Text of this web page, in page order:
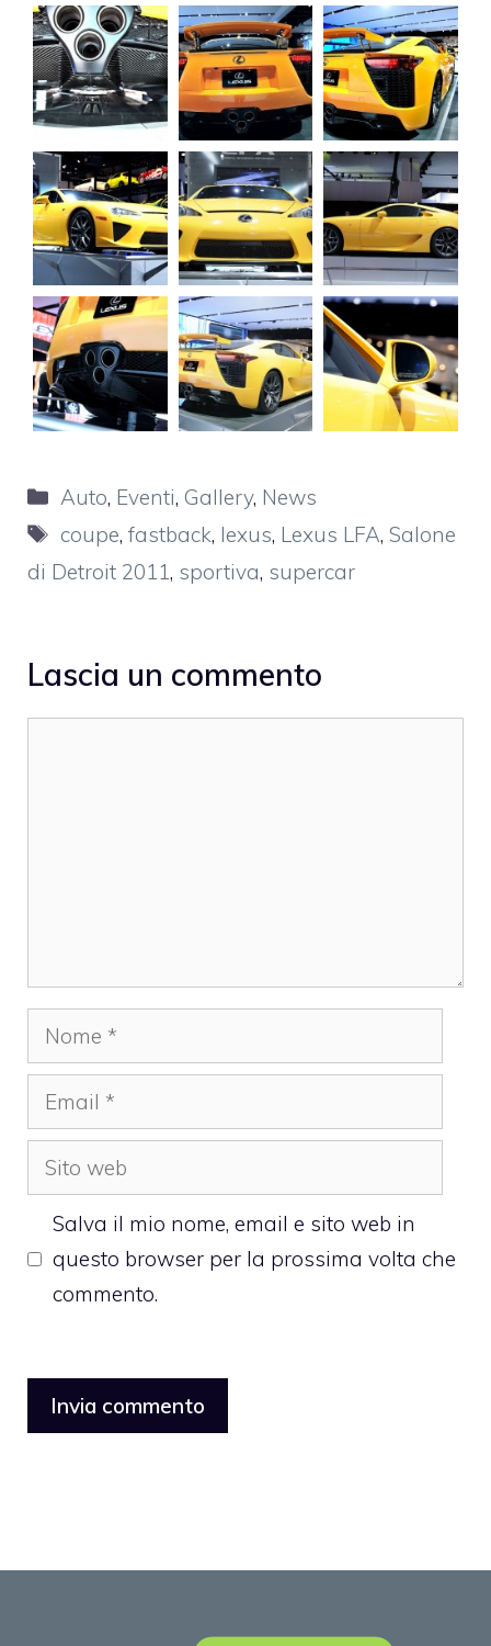
Categorie
Auto, Eventi, Gallery, News
Tag
coupe,fastback, lexus, Lexus LFA,Salone
di Detroit 2011, sportiva, supercar
Lascia un commento
Nome
Email
Sito
web
Salva il mio nome, email e sito web in
questo browser per la prossima volta che
commento.